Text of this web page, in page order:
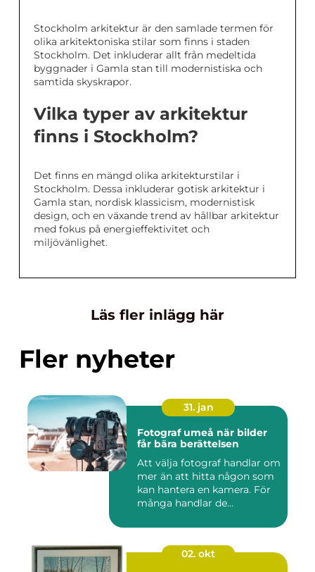
Stockholm arkitektur är den samlade termen för
olika arkitektoniska stilar som finns i staden
Stockholm. Det inkluderar allt från medeltida
byggnader i Gamla stan till modernistiska och
samtida skyskrapor.
Vilka typer av arkitektur
finns i Stockholm?
Det finns en mängd olika arkitekturstilar i
Stockholm. Dessa inkluderar gotisk arkitektur i
Gamla stan, nordisk klassicism, modernistisk
design, och en växande trend av hållbar arkitektur
med fokus på energieffektivitet och
miljövänlighet.
Läs fler inlägg här
Fler nyheter
31. jan
Fotograf umeå när bilder
får bära berättelsen
Att välja fotograf handlar om
mer än att hitta någon som
kan hantera en kamera. För
många handlar de...
02. okt